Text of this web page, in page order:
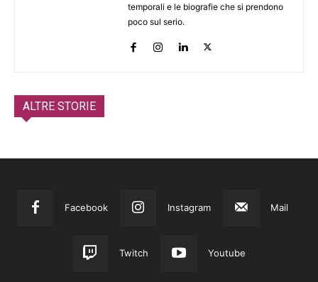
temporali e le biografie che si prendono
poco sul serio.
ALTRE STORIE
Facebook Instagram Mail
Twitch Youtube